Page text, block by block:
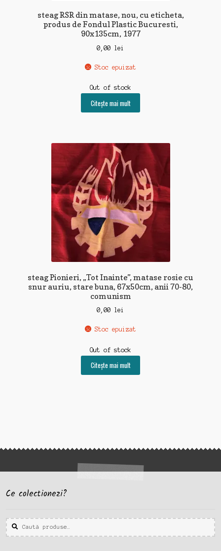
steag RSR din matase, nou, cu eticheta,
produs de Fondul Plastic Bucuresti,
90x135cm, 1977
0,00 lei
Stoc epuizat
Out of stock
Citește mai mult
steag Pionieri, „Tot Inainte”, matase rosie cu
snur auriu, stare buna, 67x50cm, anii 70-80,
comunism
0,00 lei
Stoc epuizat
Out of stock
Citește mai mult
Ce colectionezi?
Caută
după:
Caută